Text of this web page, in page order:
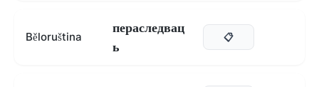
Běloruština
пераследвац
ь
📋